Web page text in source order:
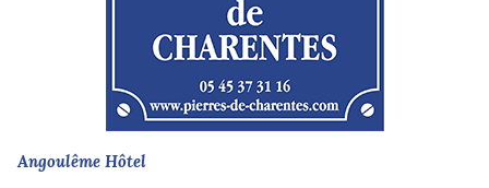
Angoulême Hôtel